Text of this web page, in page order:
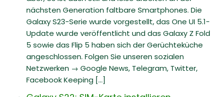
nächsten Generation faltbare Smartphones. Die
Galaxy S23-Serie wurde vorgestellt, das One UI 5.1-
Update wurde veröffentlicht und das Galaxy Z Fold
5 sowie das Flip 5 haben sich der Gerüchteküche
angeschlossen. Folgen Sie unseren sozialen
Netzwerken → Google News, Telegram, Twitter,
Facebook Keeping [...]